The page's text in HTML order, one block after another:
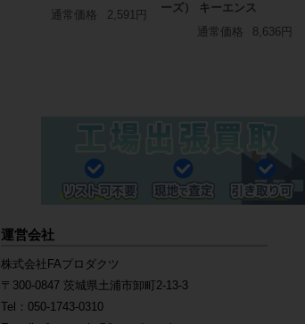
通常価格
2,591円
ーズ） キーエンス
通常価格
8,636円
運営会社
株式会社FAプロダクツ
〒300-0847 茨城県土浦市卸町2-13-3
Tel：050-1743-0310